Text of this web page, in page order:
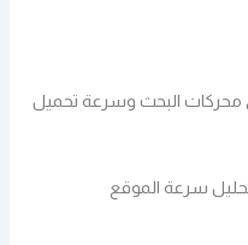
البحث وسرعة تحميل
سرعة الموقع